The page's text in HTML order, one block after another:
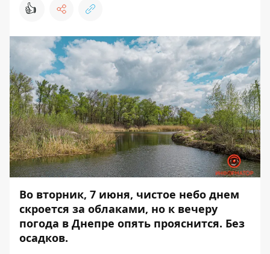
👍
Во вторник, 7 июня, чистое небо днем
скроется за облаками, но к вечеру
погода в Днепре опять прояснится. Без
осадков.